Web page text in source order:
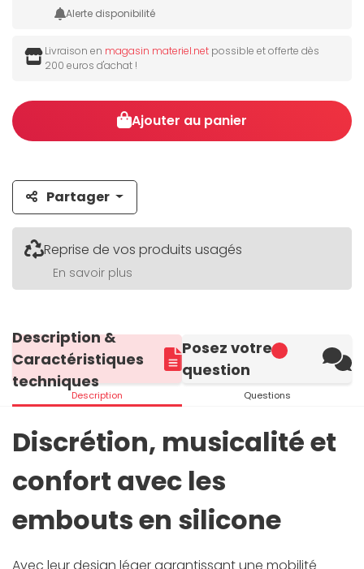
Alerte disponibilité
Livraison en magasin materiel.net possible et offerte dès
200 euros d'achat !
Ajouter au panier
Partager
Reprise de vos produits usagés
En savoir plus
Description &
Caractéristiques
techniques
Description
Posez votre
question
Questions
Discrétion, musicalité et
confort avec les
embouts en silicone